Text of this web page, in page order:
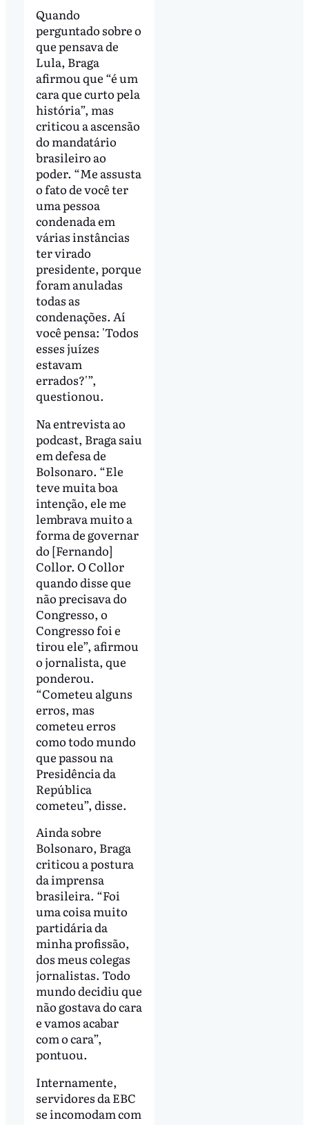
Quando
perguntado sobre o
que pensava de
Lula, Braga
afirmou que “é um
cara que curto pela
história”, mas
criticou a ascensão
do mandatário
brasileiro ao
poder. “Me assusta
o fato de você ter
uma pessoa
condenada em
várias instâncias
ter virado
presidente, porque
foram anuladas
todas as
condenações. Aí
você pensa: 'Todos
esses juízes
estavam
errados?'”,
questionou.
Na entrevista ao
podcast, Braga saiu
em defesa de
Bolsonaro. “Ele
teve muita boa
intenção, ele me
lembrava muito a
forma de governar
do [Fernando]
Collor. O Collor
quando disse que
não precisava do
Congresso, o
Congresso foi e
tirou ele”, afirmou
o jornalista, que
ponderou.
“Cometeu alguns
erros, mas
cometeu erros
como todo mundo
que passou na
Presidência da
República
cometeu”, disse.
Ainda sobre
Bolsonaro, Braga
criticou a postura
da imprensa
brasileira. “Foi
uma coisa muito
partidária da
minha profissão,
dos meus colegas
jornalistas. Todo
mundo decidiu que
não gostava do cara
e vamos acabar
com o cara”,
pontuou.
Internamente,
servidores da EBC
se incomodam com